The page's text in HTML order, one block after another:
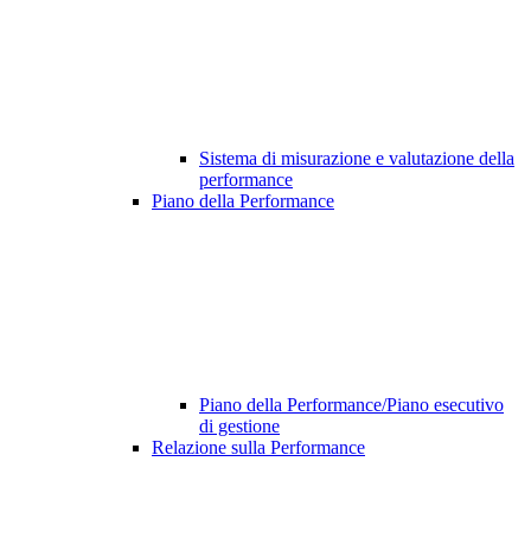
Sistema di misurazione e valutazione della
performance
Piano della Performance
Piano della Performance/Piano esecutivo
di gestione
Relazione sulla Performance